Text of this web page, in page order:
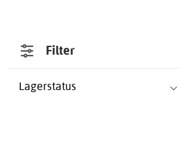
Filter
Lagerstatus